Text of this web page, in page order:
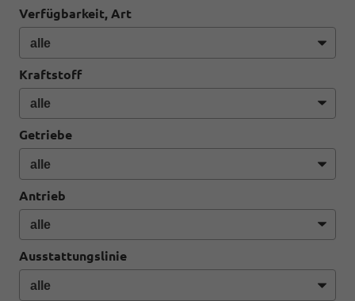
Verfügbarkeit, Art
Kraftstoff
Getriebe
Antrieb
Ausstattungslinie